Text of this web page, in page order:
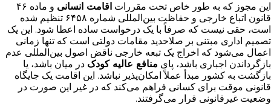
این مجوز که به طور خاص تحت مقررات اقامت انسانی
و ماده ۴۶
قانون اتباع خارجی و حفاظت بین‌المللی شماره ۶۴۵۸ تنظیم شده
است، حقی نیست که صرفاً با یک درخواست ساده اعطا شود. این یک
تصمیم اداری مبتنی بر صلاحدید مقامات دولتی است که تنها زمانی
اعمال می‌شود که اخراج یک تبعه خارجی ناقض اصول بین‌المللی عدم
بازگرداندن اجباری باشد، پای منافع عالیه کودک در میان باشد، یا
بازگشت به کشور مبدأ عملاً امکان‌پذیر نباشد. این اقامت یک جایگاه
قانونی موقت برای کسانی فراهم می‌کند که در غیر این صورت در
وضعیت غیرقانونی قرار می‌گرفتند.